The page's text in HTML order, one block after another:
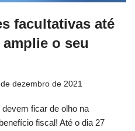
facultativas até
o seu
dezembro de 2021
ficar de olho na
fiscal! Até o dia 27